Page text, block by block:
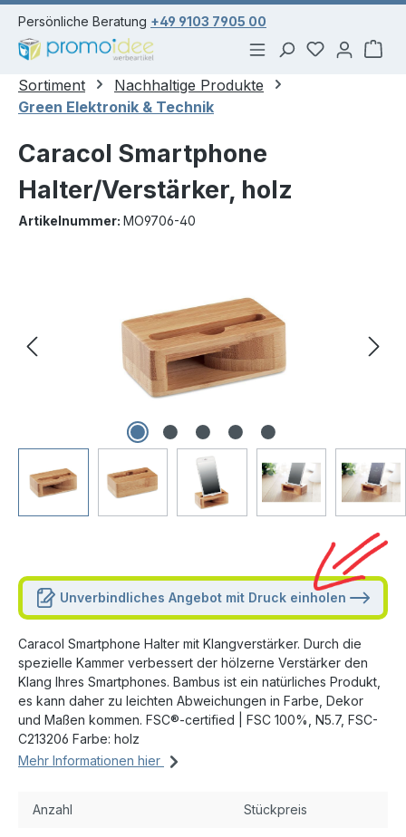
springen
Persönliche Beratung +49 9103 7905 00
Du hast 0
Sortiment
Nachhaltige Produkte
Green Elektronik & Technik
Caracol Smartphone
Halter/Verstärker, holz
Artikelnummer: MO9706-40
Unverbindliches Angebot mit Druck einholen
Caracol Smartphone Halter mit Klangverstärker. Durch die
spezielle Kammer verbessert der hölzerne Verstärker den
Klang Ihres Smartphones. Bambus ist ein natürliches Produkt,
es kann daher zu leichten Abweichungen in Farbe, Dekor
und Maßen kommen. FSC®-certified | FSC 100%, N5.7, FSC-
C213206 Farbe: holz
Mehr Informationen hier
Anzahl Stückpreis